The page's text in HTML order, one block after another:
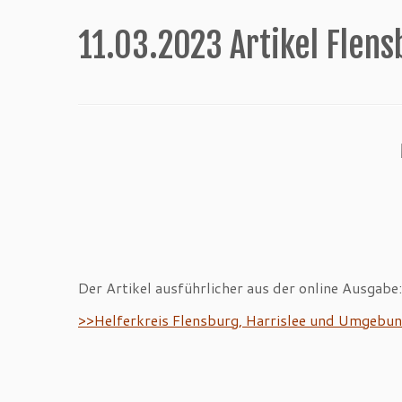
11.03.2023 Artikel
Der Artikel ausführlicher aus der online Ausgabe:
>>Helferkreis Flensburg, Harrislee und